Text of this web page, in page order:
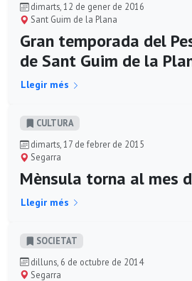
dimarts, 12 de gener de 2016
Sant Guim de la Plana
Gran temporada del
de Sant Guim de la
Llegir més
CULTURA
dimarts, 17 de febrer de 2015
Segarra
Mènsula torna al mes
Llegir més
SOCIETAT
dilluns, 6 de octubre de 2014
Segarra